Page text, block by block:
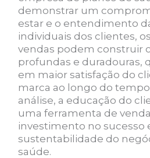
demonstrar um
estar e o entendimento
individuais dos clientes,
vendas podem construir
profundas e duradouras,
em maior satisfação do
marca ao longo do
análise, a educação do
uma ferramenta de
investimento no sucesso
sustentabilidade do
saúde.